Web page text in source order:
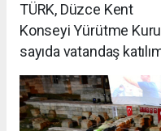
TÜRK, Düzce Kent
Konseyi Yürütme
sayıda vatandaş